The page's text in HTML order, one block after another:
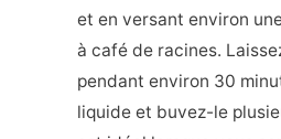
et en versant environ
à café de racines.
pendant environ 30
liquide et buvez-le